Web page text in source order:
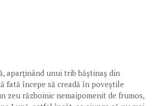
aparţinând unui trib băştinaş din
fată începe să creadă în poveştile
zeu războinic nemaipomenit de frumos,